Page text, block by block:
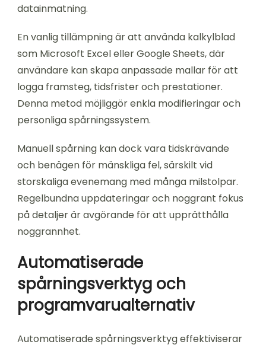
datainmatning.
En vanlig tillämpning är att använda kalkylblad
som Microsoft Excel eller Google Sheets, där
användare kan skapa anpassade mallar för att
logga framsteg, tidsfrister och prestationer.
Denna metod möjliggör enkla modifieringar och
personliga spårningssystem.
Manuell spårning kan dock vara tidskrävande
och benägen för mänskliga fel, särskilt vid
storskaliga evenemang med många milstolpar.
Regelbundna uppdateringar och noggrant fokus
på detaljer är avgörande för att upprätthålla
noggrannhet.
Automatiserade
spårningsverktyg och
programvarualternativ
Automatiserade spårningsverktyg effektiviserar